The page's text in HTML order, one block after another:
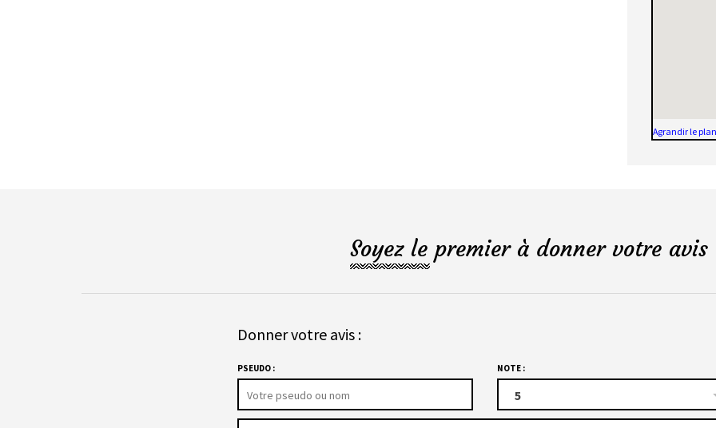
Agrandir le plan
Soyez le premier à donner votre
Donner votre avis :
PSEUDO : NOTE :
5